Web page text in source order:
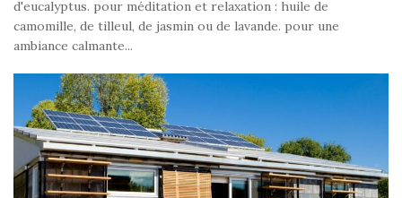
d'eucalyptus. pour méditation et relaxation : huile de
camomille, de tilleul, de jasmin ou de lavande. pour une
ambiance calmante...